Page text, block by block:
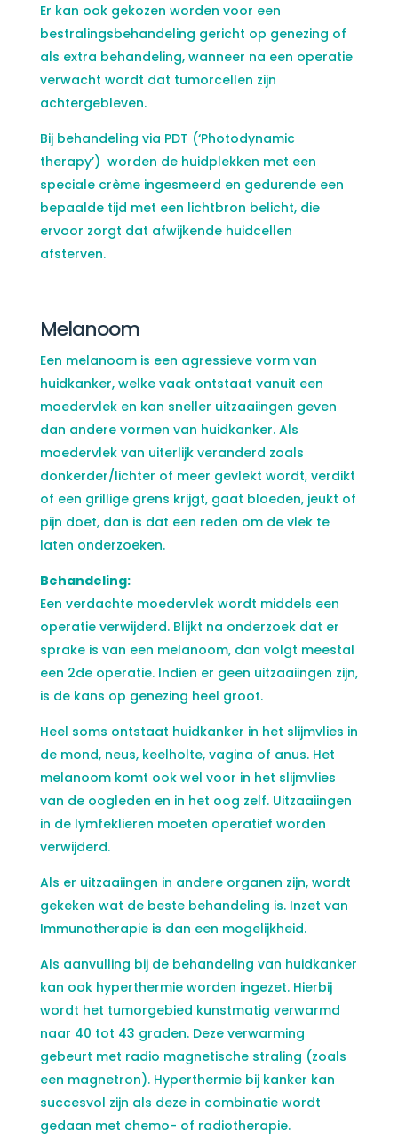
Er kan ook gekozen worden voor een
bestralingsbehandeling gericht op genezing of
als extra behandeling, wanneer na een operatie
verwacht wordt dat tumorcellen zijn
achtergebleven.
Bij behandeling via PDT (‘Photodynamic
therapy’) worden de huidplekken met een
speciale crème ingesmeerd en gedurende een
bepaalde tijd met een lichtbron belicht, die
ervoor zorgt dat afwijkende huidcellen
afsterven.
Melanoom
Een melanoom is een agressieve vorm van
huidkanker, welke vaak ontstaat vanuit een
moedervlek en kan sneller uitzaaiingen geven
dan andere vormen van huidkanker. Als
moedervlek van uiterlijk veranderd zoals
donkerder/lichter of meer gevlekt wordt, verdikt
of een grillige grens krijgt, gaat bloeden, jeukt of
pijn doet, dan is dat een reden om de vlek te
laten onderzoeken.
Behandeling:
Een verdachte moedervlek wordt middels een
operatie verwijderd. Blijkt na onderzoek dat er
sprake is van een melanoom, dan volgt meestal
een 2de operatie. Indien er geen uitzaaiingen zijn,
is de kans op genezing heel groot.
Heel soms ontstaat huidkanker in het slijmvlies in
de mond, neus, keelholte, vagina of anus. Het
melanoom komt ook wel voor in het slijmvlies
van de oogleden en in het oog zelf. Uitzaaiingen
in de lymfeklieren moeten operatief worden
verwijderd.
Als er uitzaaiingen in andere organen zijn, wordt
gekeken wat de beste behandeling is. Inzet van
Immunotherapie is dan een mogelijkheid.
Als aanvulling bij de behandeling van huidkanker
kan ook hyperthermie worden ingezet. Hierbij
wordt het tumorgebied kunstmatig verwarmd
naar 40 tot 43 graden. Deze verwarming
gebeurt met radio magnetische straling (zoals
een magnetron). Hyperthermie bij kanker kan
succesvol zijn als deze in combinatie wordt
gedaan met chemo- of radiotherapie.